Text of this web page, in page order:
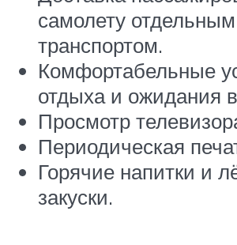
самолету отдельным
транспортом.
Комфортабельные
отдыха и ожидания
Просмотр
Периодическая
Горячие напитки и
закуски.